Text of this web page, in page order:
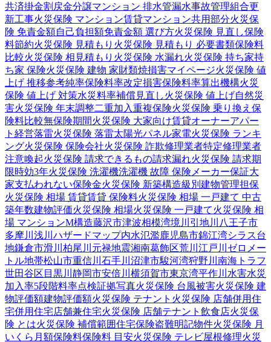
共済掛金割戻金分譲マンション 排水管漏水事故管理組合更
新工事火災保険 マンション賃貸マンション共用部分火災保
険 免責金額自己負担額免責金額 選び方火災保険 見直し保険
料節約火災保険 見積もり 火災保険 見積もり 必要書類保険料
比較火災保険 相見積もり 火災保険 水漏れ火災保険 持ち家持
ち家 保険火災保険 建物 家財類焼損害マイページ火災保険 値
上げ 推移参考純率保険料率改定損害保険料率算出機構火災
保険 値上げ 対策水災料率補償見直し火災保険 値上げ自然災
害火災保険 年末調整二重加入重複保険火災保険 乗り換え 保
険料比較無保険期間火災保険 大家向け賃貸オーナーアパー
ト経営落雷火災保険 落雷太陽光パネル家電火災保険 ランキ
ング火災保険 保険会社火災保険 詐欺修理業者特定修理業者
注意喚起火災保険 請求できるもの請求漏れ火災保険 請求期
限時効3年火災保険 洗濯機洗濯機 故障 保険 メーカー保証大
家支払われない保険金火災保険 新築構造級別 建物管理担保
火災保険 相場 賃貸賃貸 保険料火災保険 相場 一戸建て 中古
築年数建物評価火災保険 相場火災保険 一戸建て火災保険 相
場 マンションM構造藤沢市津波相模湾境川 引地川
八王子市
多摩川 浅川 ハザードマップ内水氾濫鹿児島市錦江湾シラス台
地鎌倉市滑川 柏尾川 元禄地震湘南葛飾区荒川 江戸川 ゼロメー
トル地帯松山市重信川 石手川 沼津市駿河湾狩野川 南海トラフ
世田谷区 目黒川 静岡市安倍川 横須賀市東京湾平作川 水害水災
加入率5段階料率点検証拠写真火災保険 台風被害火災保険 建
物評価額建物評価額火災保険 テナント 火災保険 店舗併用住
宅併用住宅店舗兼住宅火災保険 店舗テナント 飲食店火災保
険 とは火災保険 補償範囲住宅保険盗難明記物件火災保険 月
いくら 月額保険料保険料 目安火災保険 テレビ屋根修理火災